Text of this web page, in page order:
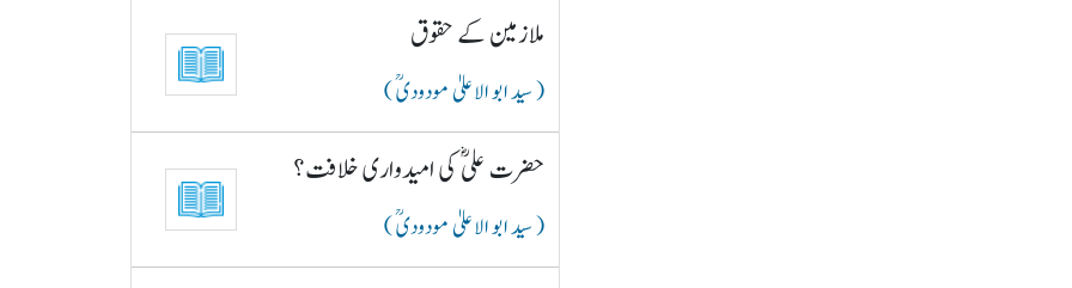
ملازمین کے حقوق
( سید ابو الاعلیٰ مودودیؒ )
حضرت علیؓ کی امیدواری خلافت؟
( سید ابو الاعلیٰ مودودیؒ )